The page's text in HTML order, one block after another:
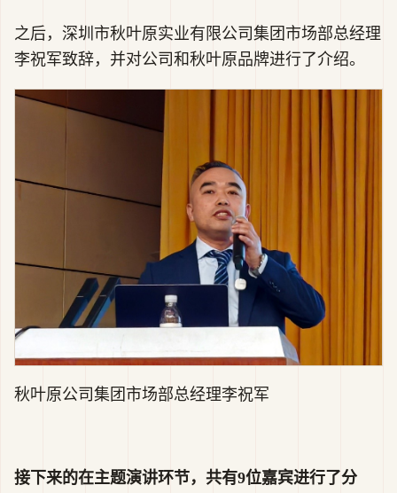
之后，深圳市秋叶原实业有限公司集团市场部总经理
李祝军致辞，并对公司和秋叶原品牌进行了介绍。
秋叶原公司集团市场部总经理李祝军
接下来的在主题演讲环节，共有9位嘉宾进行了分